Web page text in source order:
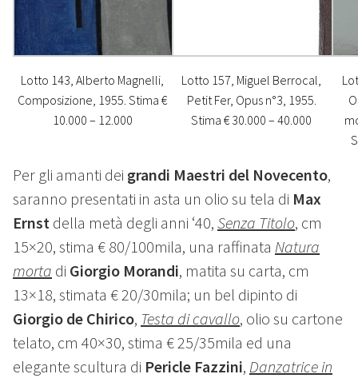
Lotto 143, Alberto Magnelli,
Composizione, 1955. Stima €
10.000 – 12.000
Lotto 157, Miguel Berrocal,
Petit Fer, Opus n°3, 1955.
Stima € 30.000 – 40.000
Per gli amanti dei grandi Maestri del Novecento,
saranno presentati in asta un olio su tela di Max
Ernst della metà degli anni ‘40, Senza Titolo, cm
15×20, stima € 80/100mila, una raffinata Natura
morta di Giorgio Morandi, matita su carta, cm
13×18, stimata € 20/30mila; un bel dipinto di
Giorgio de Chirico, Testa di cavallo, olio su cartone
telato, cm 40×30, stima € 25/35mila ed una
elegante scultura di Pericle Fazzini, Danzatrice in